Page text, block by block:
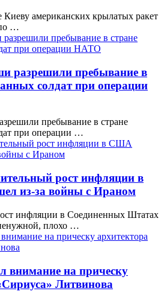
Киеву американских крылатых ракет
…
разрешили пребывание в
солдат при операции
пребывание в стране
при операции …
рост инфляции в
из-за войны с Ираном
инфляции в Соединенных Штатах
плохо …
внимание на прическу
Литвинова